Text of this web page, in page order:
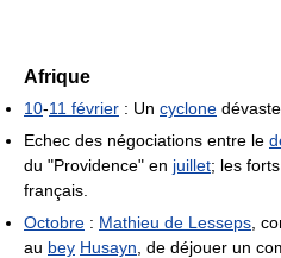
Afrique
10-11 février : Un cyclone
Echec des négociations entre le
du "Providence" en juillet; les
français.
Octobre : Mathieu de Lesseps ,
au bey Husayn , de déjouer un